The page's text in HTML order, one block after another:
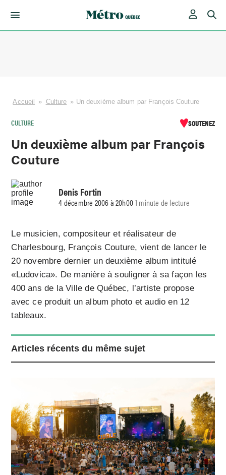
Accueil » Culture » Un deuxième album par François Couture
CULTURE SOUTENEZ
Un deuxième album par François
Couture
Denis Fortin
4 décembre 2006 à 20h001 minute de lecture
Le musicien, compositeur et réalisateur de
Charlesbourg, François Couture, vient de lancer le
20 novembre dernier un deuxième album intitulé
«Ludovica». De manière à souligner à sa façon les
400 ans de la Ville de Québec, l’artiste propose
avec ce produit un album photo et audio en 12
tableaux.
Articles récents du même sujet